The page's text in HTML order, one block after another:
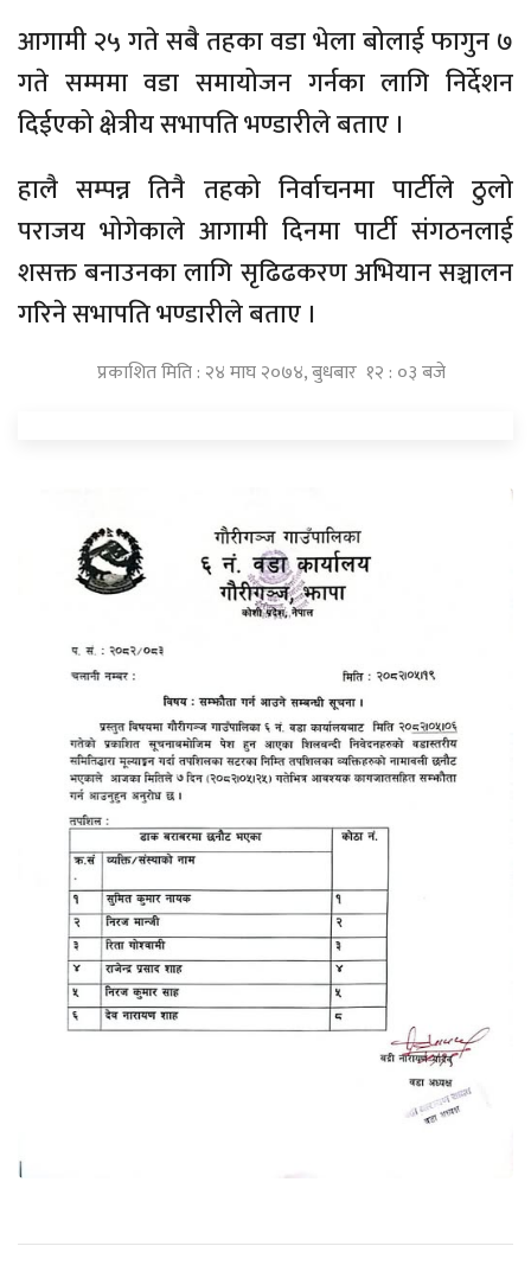
आगामी २५ गते सबै तहका वडा भेला बोलाई फागुन ७
गते सम्ममा वडा समायोजन गर्नका लागि निर्देशन
दिईएको क्षेत्रीय सभापति भण्डारीले बताए ।
हालै सम्पन्न तिनै तहको निर्वाचनमा पार्टीले ठुलो
पराजय भोगेकाले आगामी दिनमा पार्टी संगठनलाई
शसक्त बनाउनका लागि सृढिढकरण अभियान सञ्चालन
गरिने सभापति भण्डारीले बताए ।
प्रकाशित मिति : २४ माघ २०७४, बुधबार १२ : ०३ बजे